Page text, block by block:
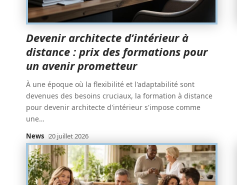
Devenir architecte d’intérieur à
distance : prix des formations pour
un avenir prometteur
À une époque où la flexibilité et l'adaptabilité sont
devenues des besoins cruciaux, la formation à distance
pour devenir architecte d'intérieur s'impose comme
une…
News 20 juillet 2026